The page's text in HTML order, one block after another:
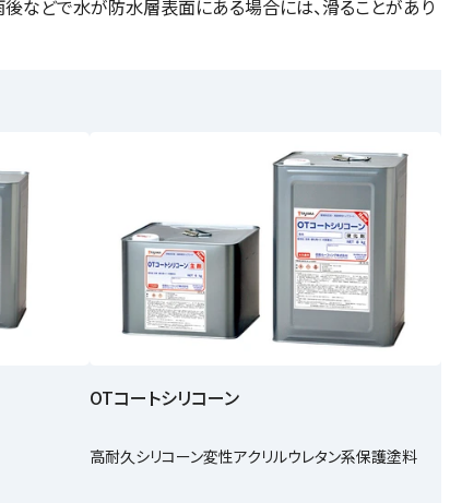
などで水が防水層表面にある場合には、滑ることがあり
OTコートシリコーン
高耐久シリコーン変性アクリルウレタン系保護塗料